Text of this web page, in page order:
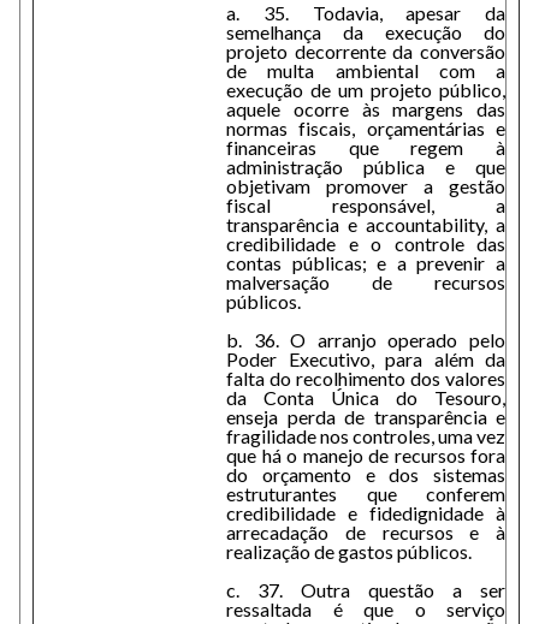
a. 35. Todavia, apesar da
semelhança da execução do
projeto decorrente da conversão
de multa ambiental com a
execução de um projeto público,
aquele ocorre às margens das
normas fiscais, orçamentárias e
financeiras que regem à
administração pública e que
objetivam promover a gestão
fiscal responsável, a
transparência e accountability, a
credibilidade e o controle das
contas públicas; e a prevenir a
malversação de recursos
públicos.
b. 36. O arranjo operado pelo
Poder Executivo, para além da
falta do recolhimento dos valores
da Conta Única do Tesouro,
enseja perda de transparência e
fragilidade nos controles, uma vez
que há o manejo de recursos fora
do orçamento e dos sistemas
estruturantes que conferem
credibilidade e fidedignidade à
arrecadação de recursos e à
realização de gastos públicos.
c. 37. Outra questão a ser
ressaltada é que o serviço